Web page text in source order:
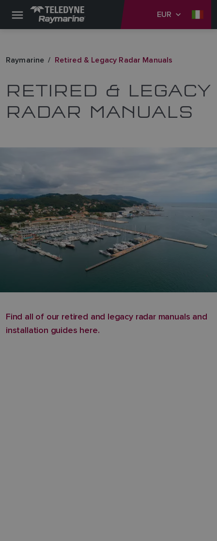
EUR
Raymarine Retired & Legacy Radar Manuals
RETIRED & LEGACY
RADAR MANUALS
Find all of our retired and legacy radar manuals and
installation guides here.